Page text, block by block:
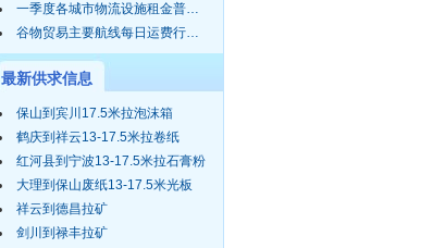
一季度各城市物流设施租金普…
谷物贸易主要航线每日运费行…
最新供求信息
保山到宾川17.5米拉泡沫箱
鹤庆到祥云13-17.5米拉卷纸
红河县到宁波13-17.5米拉石膏粉
大理到保山废纸13-17.5米光板
祥云到德昌拉矿
剑川到禄丰拉矿